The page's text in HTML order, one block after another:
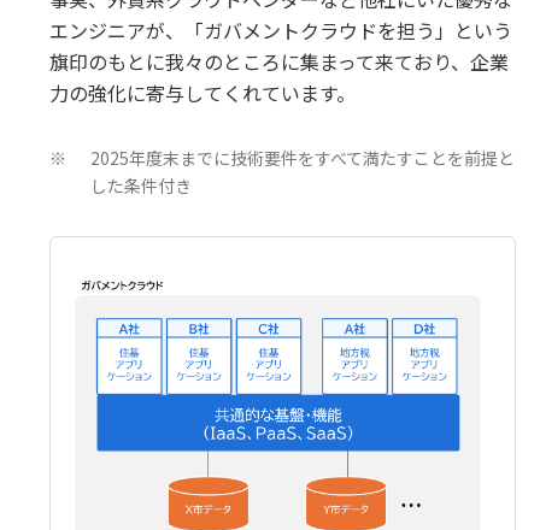
エンジニアが、「ガバメントクラウドを担う」という
旗印のもとに我々のところに集まって来ており、企業
力の強化に寄与してくれています。
※
2025年度末までに技術要件をすべて満たすことを前提と
した条件付き